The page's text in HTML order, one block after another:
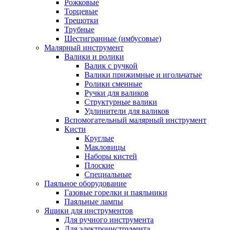
Рожковые
Торцевые
Трещотки
Трубные
Шестигранные (имбусовые)
Малярный инструмент
Валики и ролики
Валик с ручкой
Валики прижимные и игольчатые
Ролики сменные
Ручки для валиков
Структурные валики
Удлинители для валиков
Вспомогательный малярный инструмент
Кисти
Круглые
Макловицы
Наборы кистей
Плоские
Специальные
Паяльное оборудование
Газовые горелки и паяльники
Паяльные лампы
Ящики для инструментов
Для ручного инструмента